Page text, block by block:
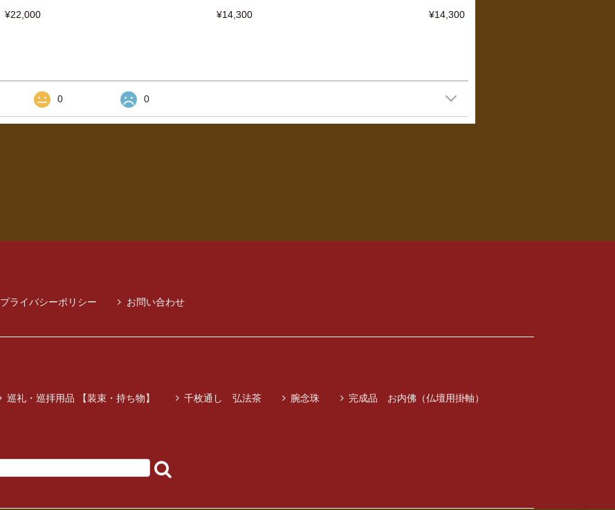
¥22,000 ¥14,300 ¥14,300
0 0
プライバシーポリシー お問い合わせ
巡礼・巡拝用品 【装束・持ち物】 千枚通し 弘法茶 腕念珠
完成品 お内佛（仏壇用掛軸）